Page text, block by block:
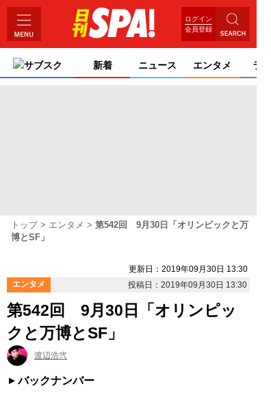
ログイン
会員登録
サブスク 新着 ニュース エンタメ ライ
トップ エンタメ
第542回 9月30日「オリンピックと万
博とSF」
更新日：2019年09月30日 13:30
エンタメ
投稿日：2019年09月30日 13:30
第542回 9月30日「オリンピッ
クと万博とSF」
渡辺浩弐
バックナンバー